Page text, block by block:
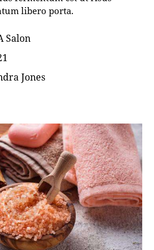
libero porta.
Salon
Jones